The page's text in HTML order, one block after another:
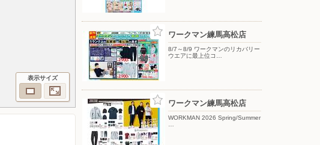
表示サイズ
ワークマン練馬高松店
8/7～8/9 ワークマンのリカバリー
ウエアに最上位コ…
ワークマン練馬高松店
WORKMAN 2026 Spring/Summer